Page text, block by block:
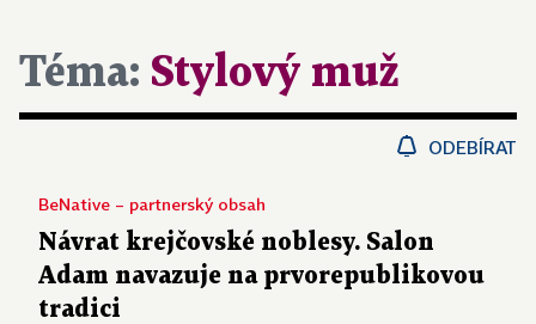
Téma: Stylový muž
ODEBÍRAT
Návrat krejčovské noblesy. Salon
Adam navazuje na prvorepublikovou
tradici
BeNative – partnerský obsah